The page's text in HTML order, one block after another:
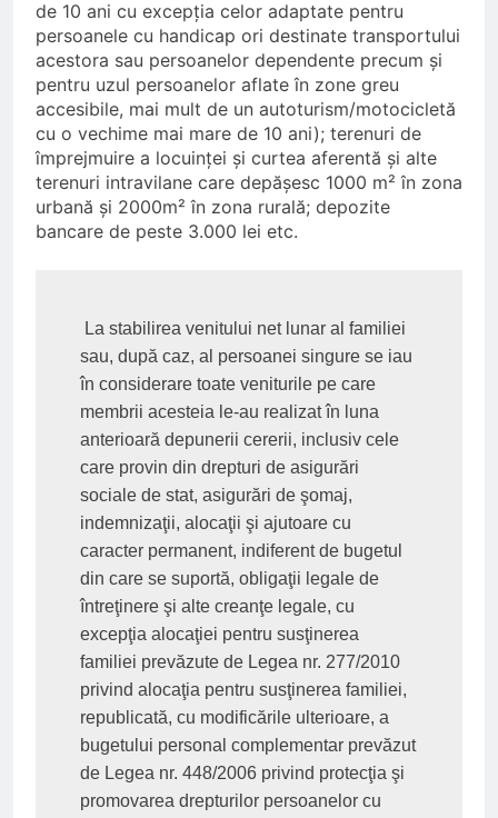
de 10 ani cu excepţia celor adaptate pentru
persoanele cu handicap ori destinate transportului
acestora sau persoanelor dependente precum şi
pentru uzul persoanelor aflate în zone greu
accesibile, mai mult de un autoturism/motocicletă
cu o vechime mai mare de 10 ani); terenuri de
împrejmuire a locuinţei şi curtea aferentă şi alte
terenuri intravilane care depăşesc 1000 m² în zona
urbană şi 2000m² în zona rurală; depozite
bancare de peste 3.000 lei etc.
sau, după caz, al persoanei singure se iau
în considerare toate veniturile pe care
membrii acesteia le-au realizat în luna
anterioară depunerii cererii, inclusiv cele
care provin din drepturi de asigurări
sociale de stat, asigurări de şomaj,
indemnizaţii, alocaţii şi ajutoare cu
caracter permanent, indiferent de bugetul
din care se suportă, obligaţii legale de
întreţinere şi alte creanţe legale, cu
excepţia alocaţiei pentru susţinerea
familiei prevăzute de Legea nr. 277/2010
privind alocaţia pentru susţinerea familiei,
republicată, cu modificările ulterioare, a
bugetului personal complementar prevăzut
de Legea nr. 448/2006 privind protecţia şi
promovarea drepturilor persoanelor cu